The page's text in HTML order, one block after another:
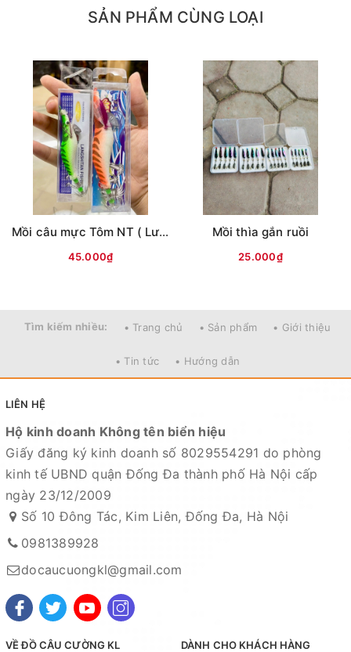
SẢN PHẨM CÙNG LOẠI
Mồi câu mực Tôm NT ( Lưng vằn )
45.000₫
Mồi thìa gắn ruồi
25.000₫
Tìm kiếm nhiều: • Trang chủ • Sản phẩm • Giới thiệu
• Tin tức • Hướng dẫn
LIÊN HỆ
Hộ kinh doanh Không tên biển hiệu
Giấy đăng ký kinh doanh số 8029554291 do phòng
kinh tế UBND quận Đống Đa thành phố Hà Nội cấp
ngày 23/12/2009
Số 10 Đông Tác, Kim Liên, Đống Đa, Hà Nội
0981389928
docaucuongkl@gmail.com
VỀ ĐỒ CÂU CƯỜNG KL DÀNH CHO KHÁCH HÀNG